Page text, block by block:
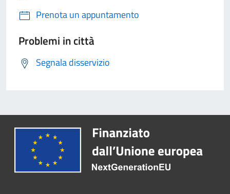
Prenota un appuntamento
Problemi in città
Segnala disservizio